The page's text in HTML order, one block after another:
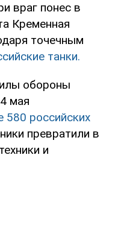
враг понес в
Кременная
точечным
танки.
обороны
мая
580 российских
превратили в
и